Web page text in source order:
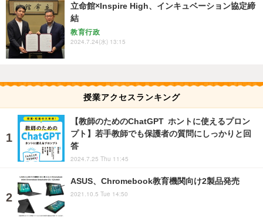
立命館×Inspire High、インキュベーション協定締
結
教育行政
2024.7.24(水) 13:15
授業アクセスランキング
【教師のためのChatGPT ホントに使えるプロン
プト】若手教師でも保護者の質問にしっかりと回
答
2024.7.25 Thu 11:45
ASUS、Chromebook教育機関向け2製品発売
2021.10.5 Tue 14:50